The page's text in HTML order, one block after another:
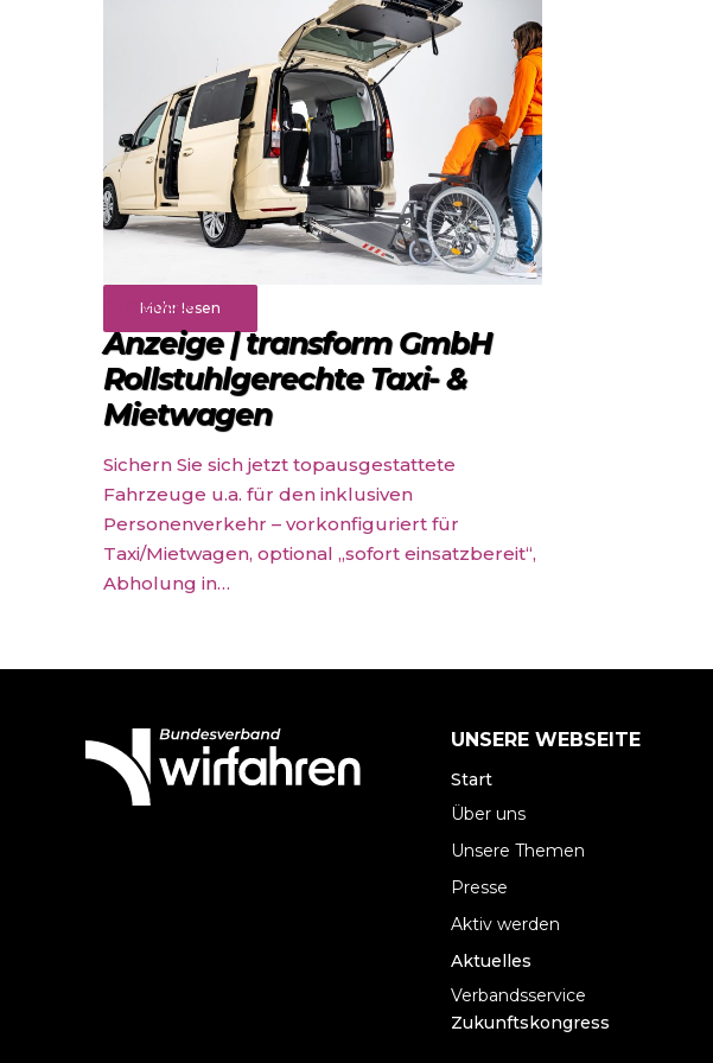
Mehr lesen
Angebote
Anzeige | transform GmbH
Rollstuhlgerechte Taxi- &
Mietwagen
Sichern Sie sich jetzt topausgestattete
Fahrzeuge u.a. für den inklusiven
Personenverkehr – vorkonfiguriert für
Taxi/Mietwagen, optional „sofort einsatzbereit“,
Abholung in…
UNSERE WEBSEITE
Start
Über uns
Unsere Themen
Presse
Aktiv werden
Aktuelles
Verbandsservice
Zukunftskongress